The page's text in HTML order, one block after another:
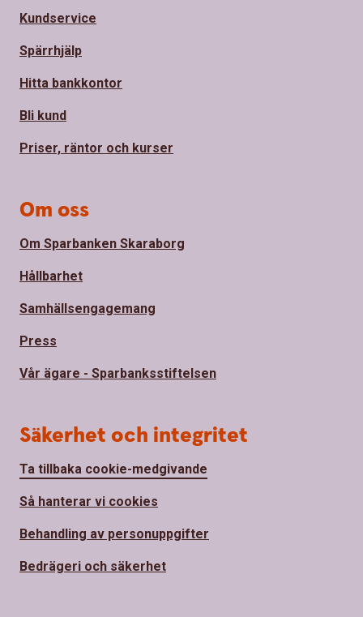
Kundservice
Spärrhjälp
Hitta bankkontor
Bli kund
Priser, räntor och kurser
Om oss
Om Sparbanken Skaraborg
Hållbarhet
Samhällsengagemang
Press
Vår ägare - Sparbanksstiftelsen
Säkerhet och integritet
Ta tillbaka cookie-medgivande
Så hanterar vi cookies
Behandling av personuppgifter
Bedrägeri och säkerhet